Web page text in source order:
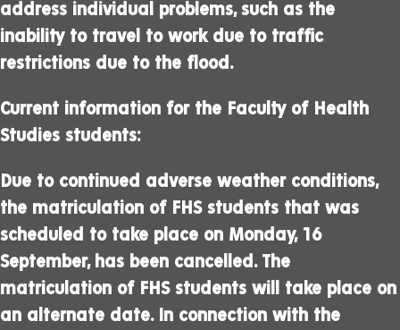
address individual problems, such as the
inability to travel to work due to traffic
restrictions due to the flood.
Current information for the Faculty of Health
Studies students:
Due to continued adverse weather conditions,
the matriculation of FHS students that was
scheduled to take place on Monday, 16
September, has been cancelled. The
matriculation of FHS students will take place on
an alternate date. In connection with the